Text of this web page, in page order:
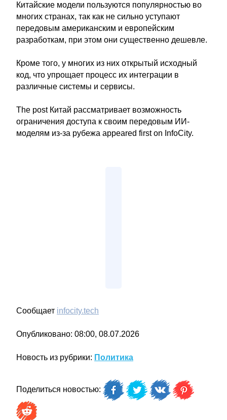
Китайские модели пользуются популярностью во
многих странах, так как не сильно уступают
передовым американским и европейским
разработкам, при этом они существенно дешевле.
Кроме того, у многих из них открытый исходный
код, что упрощает процесс их интеграции в
различные системы и сервисы.
The post Китай рассматривает возможность
ограничения доступа к своим передовым ИИ-
моделям из-за рубежа appeared first on InfoCity.
Сообщает infocity.tech
Опубликовано: 08:00, 08.07.2026
Новость из рубрики: Политика
Поделиться новостью: